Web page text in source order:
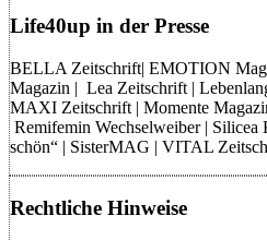
Life40up in der Presse
BELLA Zeitschrift| EMOTION
Magazin | Lea Zeitschrift |
MAXI Zeitschrift | Momente
Remifemin Wechselweiber |
schön“ | SisterMAG | VITAL
Rechtliche Hinweise